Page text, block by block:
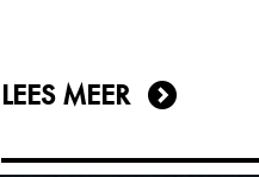
LEES MEER